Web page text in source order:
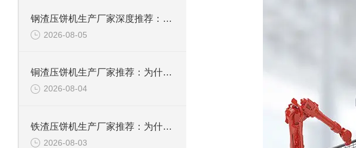
钢渣压饼机生产厂家深度推荐：为何恩派特成为高净值产线的优选
2026-08-05
铜渣压饼机生产厂家推荐：为什么恩派特成为众多企业的信赖？
2026-08-04
铁渣压饼机生产厂家推荐：为什么恩派特成为众多企业的优选？
2026-08-03